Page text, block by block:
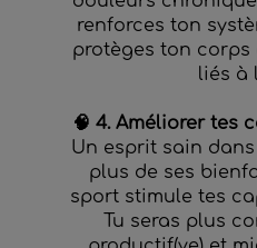
renforces ton
protèges ton corps
liés à
🧠 4. Améliorer tes
Un esprit sain
plus de ses
sport stimule tes
Tu seras plus